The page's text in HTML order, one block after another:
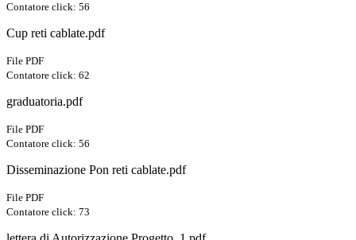
Contatore click: 56
Cup reti cablate.pdf
File PDF
Contatore click: 62
graduatoria.pdf
File PDF
Contatore click: 56
Disseminazione Pon reti cablate.pdf
File PDF
Contatore click: 73